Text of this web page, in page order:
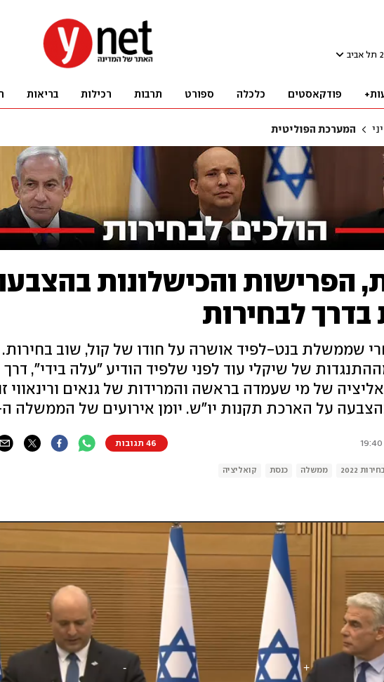
תל אביב
פודקאסטים כלכלה ספורט תרבות רכילות בריאות
המערכת הפוליטית
הפרישות והכישלונות
לבחירות
שממשלת בנט-לפיד אושרה על חודו של קול, שוב בחירות.
של שיקלי עוד לפני שלפיד הודיע "עלה בידי", דרך
של מי שעמדה בראשה והמרידות של גנאים ורינאווי
על הארכת תקנות יו"ש. יומן אירועים של הממשלה ה-
46 תגובות
בחירות 2022 ממשלה כנסת קואליציה